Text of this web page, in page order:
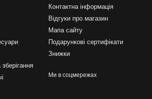
Контактна інформація
Відгуки про магазин
Мапа сайту
Подарункові сертифікати
Знижки
Ми в соцмережах